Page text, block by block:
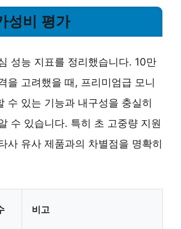
성비 평가
성능 지표를 정리했습니다. 10만
을 고려했을 때, 프리미엄급 모니
수 있는 기능과 내구성을 충실히
수 있습니다. 특히 초 고중량 지원
사 유사 제품과의 차별점을 명확히
비고